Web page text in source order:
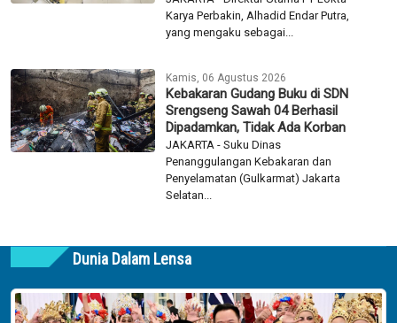
Karya Perbakin, Alhadid Endar Putra,
yang mengaku sebagai...
Kamis, 06 Agustus 2026
Kebakaran Gudang Buku di SDN
Srengseng Sawah 04 Berhasil
Dipadamkan, Tidak Ada Korban
JAKARTA - Suku Dinas
Penanggulangan Kebakaran dan
Penyelamatan (Gulkarmat) Jakarta
Selatan...
Dunia Dalam Lensa